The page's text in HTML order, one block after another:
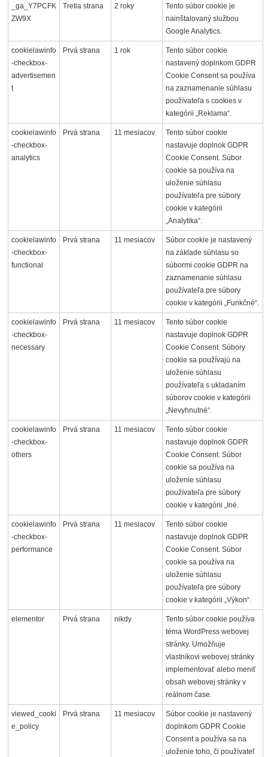
_ga_Y7PCFK
ZW9X
Tretia strana 2 roky
Tento súbor cookie je
nainštalovaný službou
Google Analytics.
cookielawinfo
-checkbox-
advertisemen
t
Prvá strana 1 rok
Tento súbor cookie
nastavený doplnkom GDPR
Cookie Consent sa používa
na zaznamenanie súhlasu
používateľa s cookies v
kategórii „Reklama“.
cookielawinfo
-checkbox-
analytics
Prvá strana 11 mesiacov
Tento súbor cookie
nastavuje doplnok GDPR
Cookie Consent. Súbor
cookie sa používa na
uloženie súhlasu
používateľa pre súbory
cookie v kategórii
„Analytika“.
cookielawinfo
-checkbox-
functional
Prvá strana 11 mesiacov
Súbor cookie je nastavený
na základe súhlasu so
súbormi cookie GDPR na
zaznamenanie súhlasu
používateľa pre súbory
cookie v kategórii „Funkčné“.
cookielawinfo
-checkbox-
necessary
Prvá strana 11 mesiacov
Tento súbor cookie
nastavuje doplnok GDPR
Cookie Consent. Súbory
cookie sa používajú na
uloženie súhlasu
používateľa s ukladaním
súborov cookie v kategórii
„Nevyhnutné“.
cookielawinfo
-checkbox-
others
Prvá strana 11 mesiacov
Tento súbor cookie
nastavuje doplnok GDPR
Cookie Consent. Súbor
cookie sa používa na
uloženie súhlasu
používateľa pre súbory
cookie v kategórii „Iné.
cookielawinfo
-checkbox-
performance
Prvá strana 11 mesiacov
Tento súbor cookie
nastavuje doplnok GDPR
Cookie Consent. Súbor
cookie sa používa na
uloženie súhlasu
používateľa pre súbory
cookie v kategórii „Výkon“.
elementor Prvá strana nikdy
Tento súbor cookie používa
téma WordPress webovej
stránky. Umožňuje
vlastníkovi webovej stránky
implementovať alebo meniť
obsah webovej stránky v
reálnom čase.
viewed_cooki
e_policy
Prvá strana 11 mesiacov
Súbor cookie je nastavený
doplnkom GDPR Cookie
Consent a používa sa na
uloženie toho, či používateľ